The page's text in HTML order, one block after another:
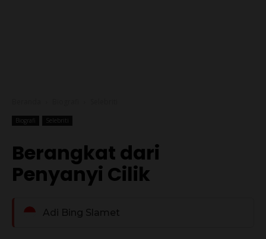
Biografi Selebriti
Berangkat dari
Penyanyi Cilik
Adi Bing Slamet